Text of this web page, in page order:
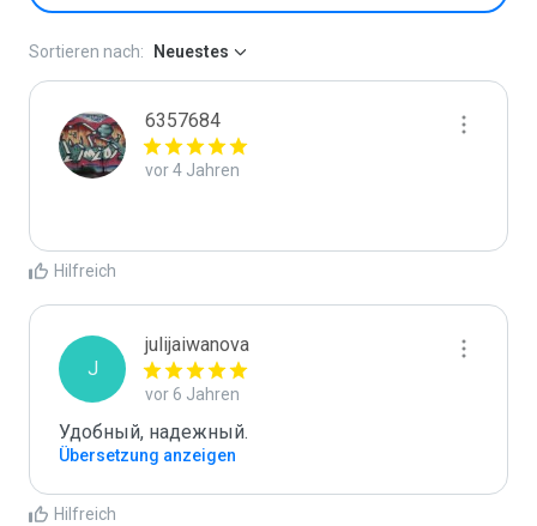
Sortieren nach: Neuestes
6357684
vor 4 Jahren
Hilfreich
J
julijaiwanova
vor 6 Jahren
Удобный, надежный.
Übersetzung anzeigen
Hilfreich